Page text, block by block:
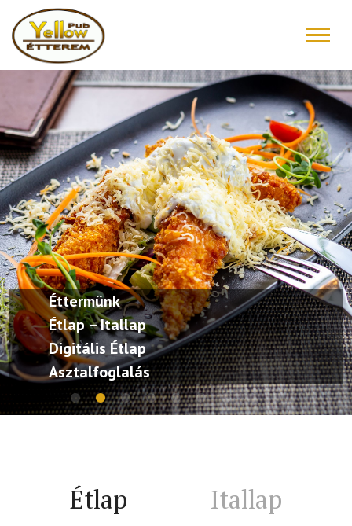
FŐOLDAL
ÉTLAP – ITALLAP
KONYHAFŐNÖK AJÁNLATA
RÓLUNK ÍRTÁK
“DRIVE IN”
GALÉRIA
KAPCSOLAT
Éttermünk
Étlap – Itallap
Digitális Étlap
Asztalfoglalás
Étlap Itallap